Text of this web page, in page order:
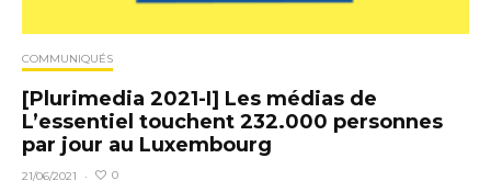
COMMUNIQUÉS
[Plurimedia 2021-I] Les médias de
L’essentiel touchent 232.000 personnes
par jour au Luxembourg
21/06/2021 · 0